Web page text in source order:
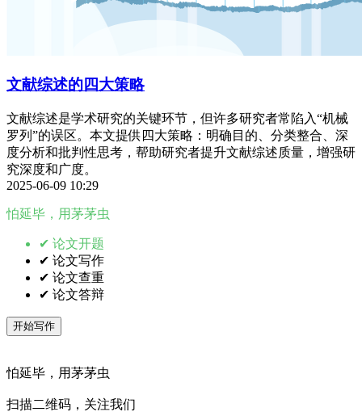
文献综述的四大策略
文献综述是学术研究的关键环节，但许多研究者常陷入“机械
罗列”的误区。本文提供四大策略：明确目的、分类整合、深
度分析和批判性思考，帮助研究者提升文献综述质量，增强研
究深度和广度。
2025-06-09 10:29
怕延毕，用茅茅虫
✔ 论文开题
✔ 论文写作
✔ 论文查重
✔ 论文答辩
开始写作
怕延毕，用茅茅虫
扫描二维码，关注我们